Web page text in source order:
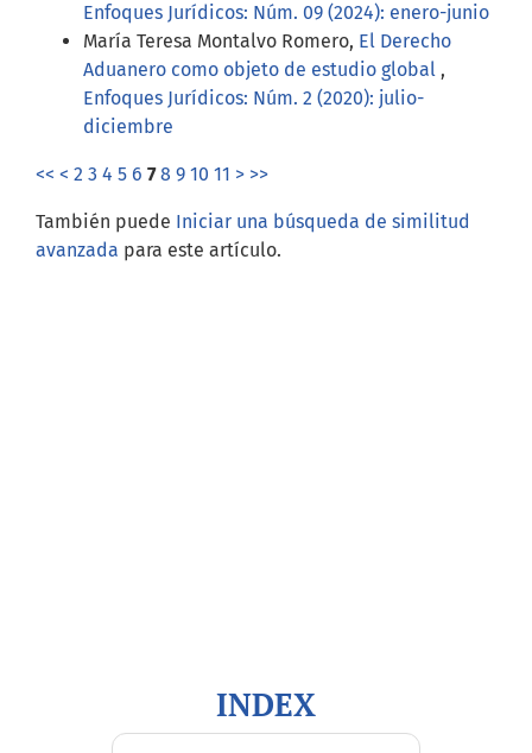
Enfoques Jurídicos: Núm. 09 (2024): enero-junio
María Teresa Montalvo Romero, El Derecho
Aduanero como objeto de estudio global ,
Enfoques Jurídicos: Núm. 2 (2020): julio-
diciembre
<< < 2 3 4 5 6 7 8 9 10 11 > >>
También puede Iniciar una búsqueda de similitud
avanzada para este artículo.
INDEX